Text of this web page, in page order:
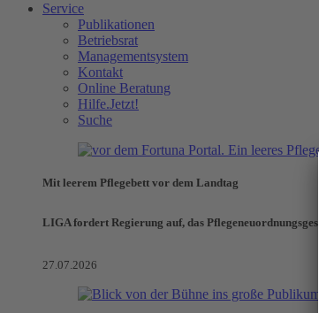
Service
Publikationen
Betriebsrat
Managementsystem
Kontakt
Online Beratung
Hilfe.Jetzt!
Suche
Mit leerem Pflegebett vor dem Landtag
LIGA fordert Regierung auf, das
27.07.2026